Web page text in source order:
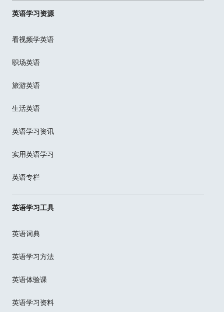
英语学习资源
看视频学英语
职场英语
旅游英语
生活英语
英语学习资讯
实用英语学习
英语专栏
英语学习工具
英语词典
英语学习方法
英语体验课
英语学习资料